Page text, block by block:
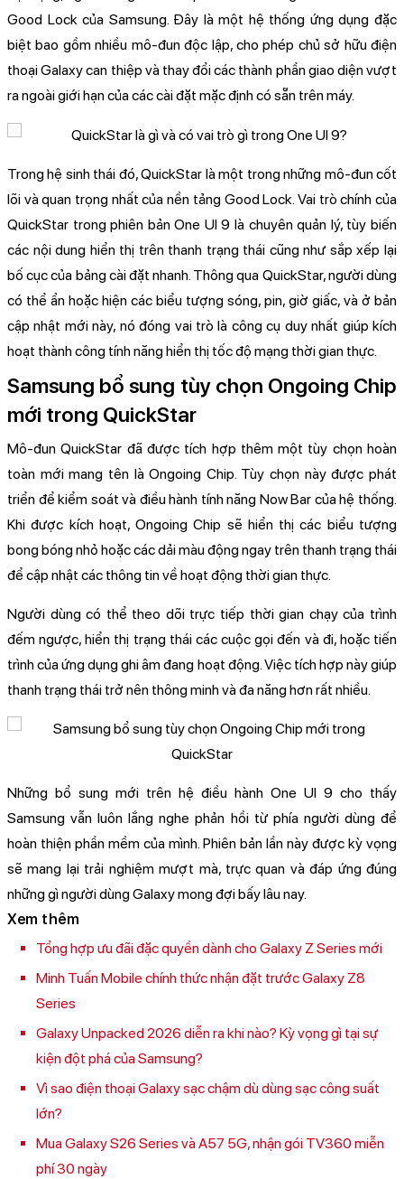
Good Lock của Samsung. Đây là một hệ thống ứng dụng đặc
biệt bao gồm nhiều mô-đun độc lập, cho phép chủ sở hữu điện
thoại Galaxy can thiệp và thay đổi các thành phần giao diện vượt
ra ngoài giới hạn của các cài đặt mặc định có sẵn trên máy.
Trong hệ sinh thái đó, QuickStar là một trong những mô-đun cốt
lõi và quan trọng nhất của nền tảng Good Lock. Vai trò chính của
QuickStar trong phiên bản One UI 9 là chuyên quản lý, tùy biến
các nội dung hiển thị trên thanh trạng thái cũng như sắp xếp lại
bố cục của bảng cài đặt nhanh. Thông qua QuickStar, người dùng
có thể ẩn hoặc hiện các biểu tượng sóng, pin, giờ giấc, và ở bản
cập nhật mới này, nó đóng vai trò là công cụ duy nhất giúp kích
hoạt thành công tính năng hiển thị tốc độ mạng thời gian thực.
Samsung bổ sung tùy chọn Ongoing Chip
mới trong QuickStar
Mô-đun QuickStar đã được tích hợp thêm một tùy chọn hoàn
toàn mới mang tên là Ongoing Chip. Tùy chọn này được phát
triển để kiểm soát và điều hành tính năng Now Bar của hệ thống.
Khi được kích hoạt, Ongoing Chip sẽ hiển thị các biểu tượng
bong bóng nhỏ hoặc các dải màu động ngay trên thanh trạng thái
để cập nhật các thông tin về hoạt động thời gian thực.
Người dùng có thể theo dõi trực tiếp thời gian chạy của trình
đếm ngược, hiển thị trạng thái các cuộc gọi đến và đi, hoặc tiến
trình của ứng dụng ghi âm đang hoạt động. Việc tích hợp này giúp
thanh trạng thái trở nên thông minh và đa năng hơn rất nhiều.
Những bổ sung mới trên hệ điều hành One UI 9 cho thấy
Samsung vẫn luôn lắng nghe phản hồi từ phía người dùng để
hoàn thiện phần mềm của mình. Phiên bản lần này được kỳ vọng
sẽ mang lại trải nghiệm mượt mà, trực quan và đáp ứng đúng
những gì người dùng Galaxy mong đợi bấy lâu nay.
Xem thêm
Tổng hợp ưu đãi đặc quyền dành cho Galaxy Z Series mới
Minh Tuấn Mobile chính thức nhận đặt trước Galaxy Z8
Series
Galaxy Unpacked 2026 diễn ra khi nào? Kỳ vọng gì tại sự
kiện đột phá của Samsung?
Vì sao điện thoại Galaxy sạc chậm dù dùng sạc công suất
lớn?
Mua Galaxy S26 Series và A57 5G, nhận gói TV360 miễn
phí 30 ngày